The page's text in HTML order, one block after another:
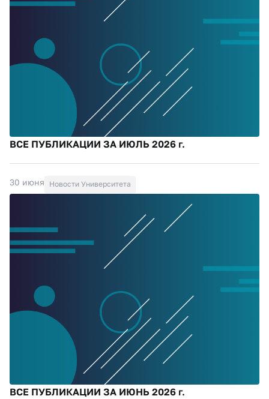
ВСЕ ПУБЛИКАЦИИ ЗА ИЮЛЬ 2026 г.
30 июня Новости Университета
ВСЕ ПУБЛИКАЦИИ ЗА ИЮНЬ 2026 г.